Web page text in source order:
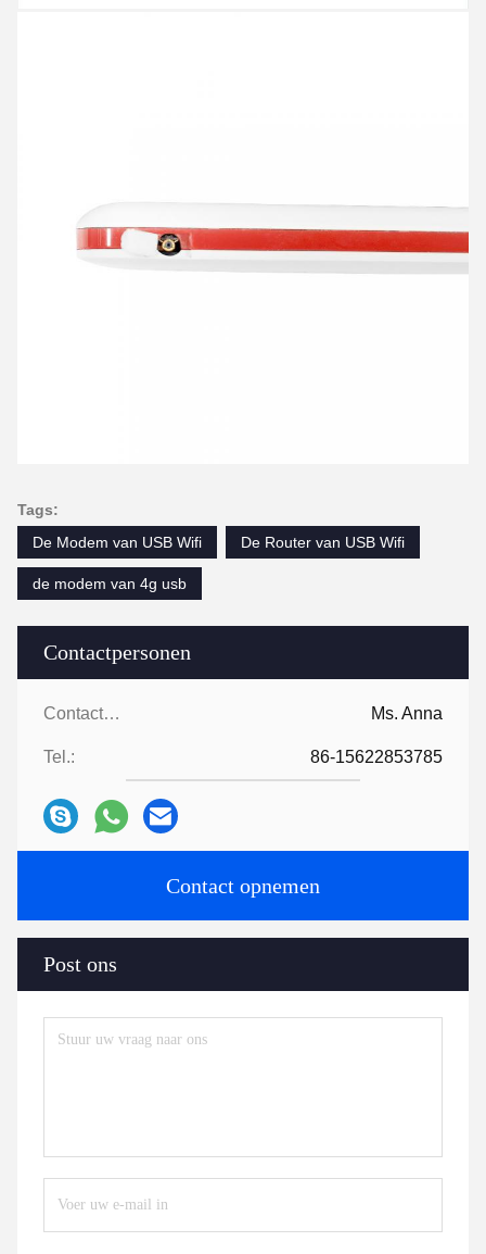
Contactpersonen
Contactpersonen: Ms. Anna
Tel.: 86-15622853785
Contact opnemen
Post ons
Tags:
De Modem van USB Wifi
De Router van USB Wifi
de modem van 4g usb